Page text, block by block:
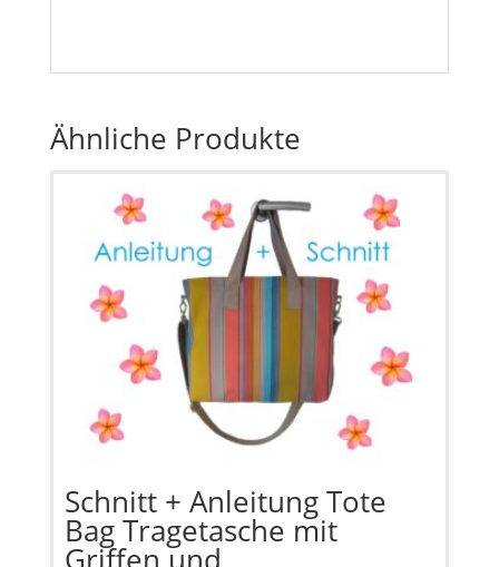
Ähnliche Produkte
Schnitt + Anleitung Tote
Bag Tragetasche mit